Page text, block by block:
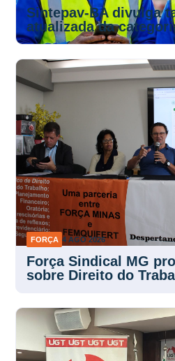
Sintepav-BA divulga
atualizada da
FORÇA 4 AGO 2026
Força Sindical MG
sobre Direito do